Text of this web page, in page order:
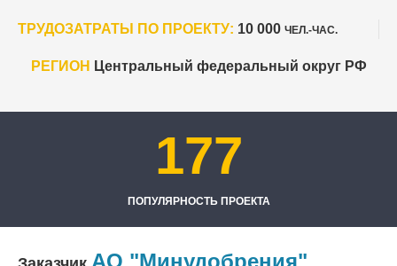
ТРУДОЗАТРАТЫ ПО ПРОЕКТУ: 10 000 ЧЕЛ.-ЧАС.
РЕГИОН Центральный федеральный округ РФ
177
ПОПУЛЯРНОСТЬ ПРОЕКТА
АО "Минудобрения"